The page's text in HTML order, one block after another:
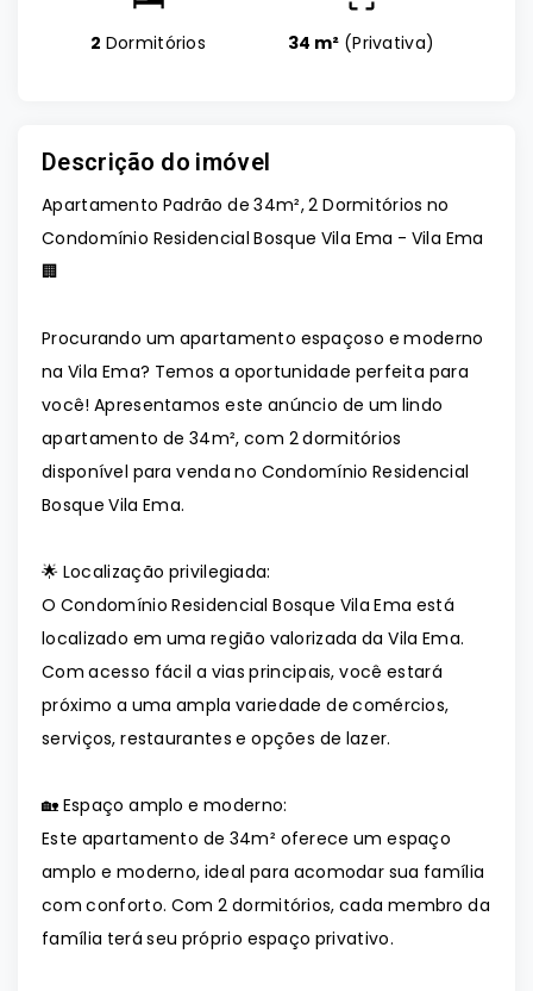
2 Dormitórios 34 m² (Privativa)
Descrição do imóvel
Apartamento Padrão de 34m², 2 Dormitórios no
Condomínio Residencial Bosque Vila Ema - Vila Ema
🏢
Procurando um apartamento espaçoso e moderno
na Vila Ema? Temos a oportunidade perfeita para
você! Apresentamos este anúncio de um lindo
apartamento de 34m², com 2 dormitórios
disponível para venda no Condomínio Residencial
Bosque Vila Ema.
🌟 Localização privilegiada:
O Condomínio Residencial Bosque Vila Ema está
localizado em uma região valorizada da Vila Ema.
Com acesso fácil a vias principais, você estará
próximo a uma ampla variedade de comércios,
serviços, restaurantes e opções de lazer.
🏡 Espaço amplo e moderno:
Este apartamento de 34m² oferece um espaço
amplo e moderno, ideal para acomodar sua família
com conforto. Com 2 dormitórios, cada membro da
família terá seu próprio espaço privativo.